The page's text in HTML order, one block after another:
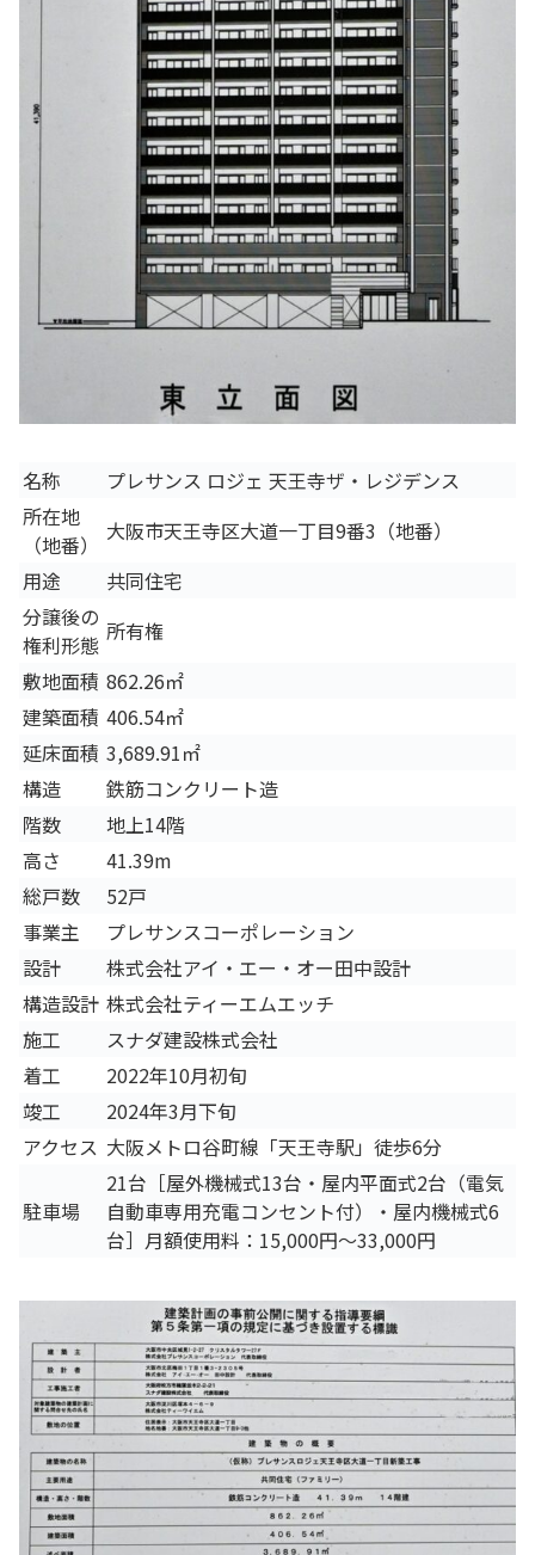
名称
プレサンス ロジェ 天王寺ザ・レジデンス
所在地
（地番）
大阪市天王寺区大道一丁目9番3（地番）
用途
共同住宅
分譲後の
権利形態 所有権
敷地面積 862.26㎡
建築面積 406.54㎡
延床面積 3,689.91㎡
構造
鉄筋コンクリート造
階数
地上14階
高さ
41.39m
総戸数
52戸
事業主
プレサンスコーポレーション
設計
株式会社アイ・エー・オー田中設計
構造設計 株式会社ティーエムエッチ
施工
スナダ建設株式会社
着工
2022年10月初旬
竣工
2024年3月下旬
アクセス 大阪メトロ谷町線「天王寺駅」徒歩6分
駐車場
21台［屋外機械式13台・屋内平面式2台（電気
自動車専用充電コンセント付）・屋内機械式6
台］月額使用料：15,000円～33,000円